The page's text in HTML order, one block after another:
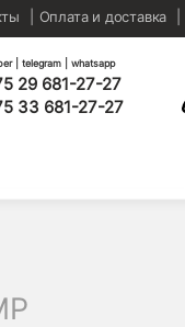
Оплата и доставка
| telegram | whatsapp
29 681-27-27
33 681-27-27